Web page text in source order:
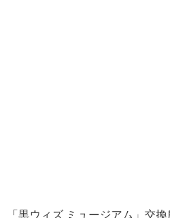
「黒ウィズ ミュージアム」交